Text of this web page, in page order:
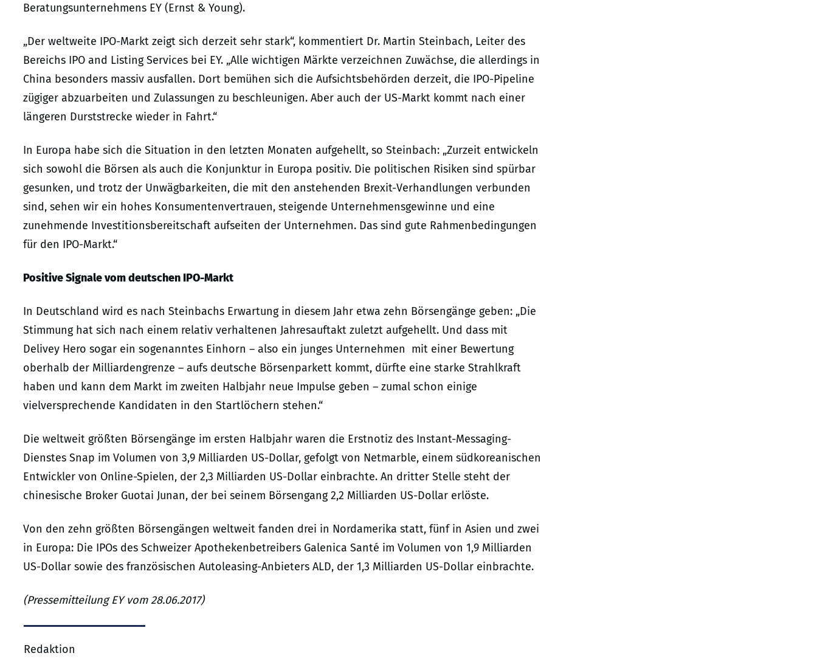
Beratungsunternehmens EY (Ernst & Young).
„Der weltweite IPO-Markt zeigt sich derzeit sehr stark“, kommentiert Dr. Martin Steinbach, Leiter des
Bereichs IPO and Listing Services bei EY. „Alle wichtigen Märkte verzeichnen Zuwächse, die allerdings in
China besonders massiv ausfallen. Dort bemühen sich die Aufsichtsbehörden derzeit, die IPO-Pipeline
zügiger abzuarbeiten und Zulassungen zu beschleunigen. Aber auch der US-Markt kommt nach einer
längeren Durststrecke wieder in Fahrt.“
In Europa habe sich die Situation in den letzten Monaten aufgehellt, so Steinbach: „Zurzeit entwickeln
sich sowohl die Börsen als auch die Konjunktur in Europa positiv. Die politischen Risiken sind spürbar
gesunken, und trotz der Unwägbarkeiten, die mit den anstehenden Brexit-Verhandlungen verbunden
sind, sehen wir ein hohes Konsumentenvertrauen, steigende Unternehmensgewinne und eine
zunehmende Investitionsbereitschaft aufseiten der Unternehmen. Das sind gute Rahmenbedingungen
für den IPO-Markt.“
Positive Signale vom deutschen IPO-Markt
In Deutschland wird es nach Steinbachs Erwartung in diesem Jahr etwa zehn Börsengänge geben: „Die
Stimmung hat sich nach einem relativ verhaltenen Jahresauftakt zuletzt aufgehellt. Und dass mit
Delivey Hero sogar ein sogenanntes Einhorn – also ein junges Unternehmen mit einer Bewertung
oberhalb der Milliardengrenze – aufs deutsche Börsenparkett kommt, dürfte eine starke Strahlkraft
haben und kann dem Markt im zweiten Halbjahr neue Impulse geben – zumal schon einige
vielversprechende Kandidaten in den Startlöchern stehen.“
Die weltweit größten Börsengänge im ersten Halbjahr waren die Erstnotiz des Instant-Messaging-
Dienstes Snap im Volumen von 3,9 Milliarden US-Dollar, gefolgt von Netmarble, einem südkoreanischen
Entwickler von Online-Spielen, der 2,3 Milliarden US-Dollar einbrachte. An dritter Stelle steht der
chinesische Broker Guotai Junan, der bei seinem Börsengang 2,2 Milliarden US-Dollar erlöste.
Von den zehn größten Börsengängen weltweit fanden drei in Nordamerika statt, fünf in Asien und zwei
in Europa: Die IPOs des Schweizer Apothekenbetreibers Galenica Santé im Volumen von 1,9 Milliarden
US-Dollar sowie des französischen Autoleasing-Anbieters ALD, der 1,3 Milliarden US-Dollar einbrachte.
(Pressemitteilung EY vom 28.06.2017)
Redaktion